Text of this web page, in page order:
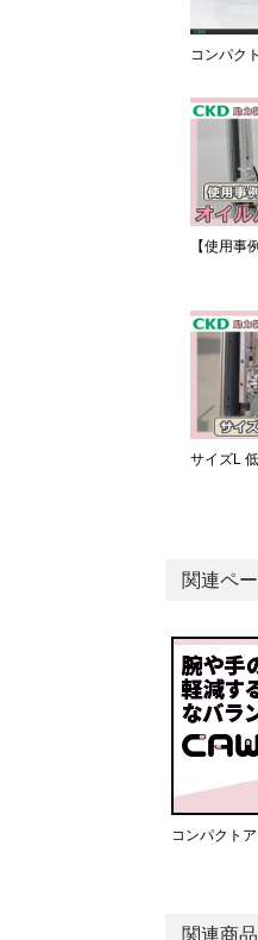
コンパク
【使用事
サイズL
関連ペ
コンパクト
関連商品